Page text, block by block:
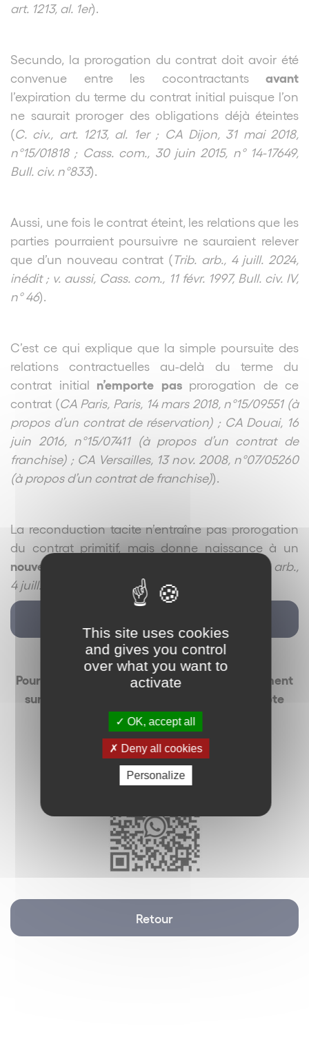
art. 1213, al. 1er).
Secundo, la prorogation du contrat doit avoir été
convenue entre les cocontractants avant
l’expiration du terme du contrat initial puisque l’on
ne saurait proroger des obligations déjà éteintes
(C. civ., art. 1213, al. 1er ; CA Dijon, 31 mai 2018,
n°15/01818 ; Cass. com., 30 juin 2015, n° 14-17649,
Bull. civ. n°833).
Aussi, une fois le contrat éteint, les relations que les
parties pourraient poursuivre ne sauraient relever
que d’un nouveau contrat (Trib. arb., 4 juill. 2024,
inédit ; v. aussi, Cass. com., 11 févr. 1997, Bull. civ. IV,
n° 46).
C’est ce qui explique que la simple poursuite des
relations contractuelles au-delà du terme du
contrat initial n’emporte pasprorogation de ce
contrat (CA Paris, Paris, 14 mars 2018, n°15/09551 (à
propos d’un contrat de réservation) ; CA Douai, 16
juin 2016, n°15/07411 (à propos d’un contrat de
franchise) ; CA Versailles, 13 nov. 2008, n°07/05260
(à propos d’un contrat de franchise)).
La reconduction tacite n’entraîne pas prorogation
du contrat primitif, mais donne naissance à un
nouveau contrat
C. civ., art. 1214 et 1215 ; Trib. arb.,
4 juill. 2024, inédit
Pour recevoir La Minute des Réseaux directement
sur votre téléphone portable via notre compte
WhatsApp,
vous pouvez scanner notre QR code :
Retour
This site uses cookies
and gives you control
over what you want to
activate
OK, accept all
Deny all cookies
Personalize